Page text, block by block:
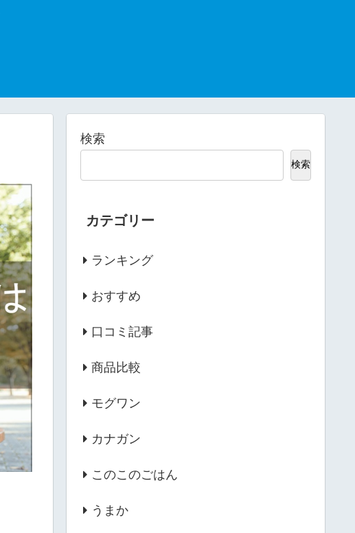
検索
検索
カテゴリー
ランキング
おすすめ
口コミ記事
商品比較
モグワン
カナガン
このこのごはん
うまか